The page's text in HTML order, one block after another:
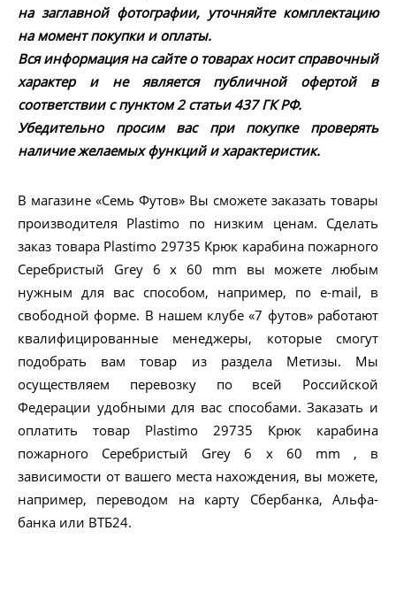
на заглавной фотографии, уточняйте комплектацию
на момент покупки и оплаты.
Вся информация на сайте о товарах носит справочный
характер и не является публичной офертой в
соответствии с пунктом 2 статьи 437 ГК РФ.
Убедительно просим вас при покупке проверять
наличие желаемых функций и характеристик.
В магазине «Семь Футов» Вы сможете заказать товары
производителя Plastimo по низким ценам. Сделать
заказ товара Plastimo 29735 Крюк карабина пожарного
Серебристый Grey 6 x 60 mm вы можете любым
нужным для вас способом, например, по e-mail, в
свободной форме. В нашем клубе «7 футов» работают
квалифицированные менеджеры, которые смогут
подобрать вам товар из раздела Метизы. Мы
осуществляем перевозку по всей Российской
Федерации удобными для вас способами. Заказать и
оплатить товар Plastimo 29735 Крюк карабина
пожарного Серебристый Grey 6 x 60 mm , в
зависимости от вашего места нахождения, вы можете,
например, переводом на карту Сбербанка, Альфа-
банка или ВТБ24.